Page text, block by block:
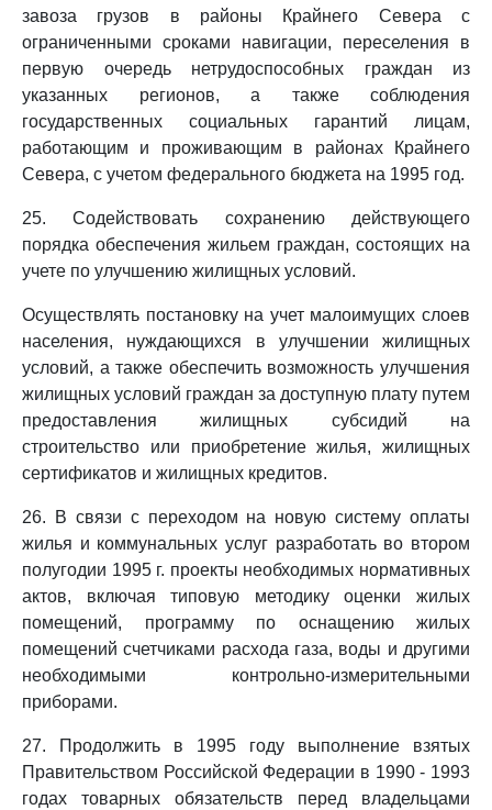
завоза грузов в районы Крайнего Севера с
ограниченными сроками навигации, переселения в
первую очередь нетрудоспособных граждан из
указанных регионов, а также соблюдения
государственных социальных гарантий лицам,
работающим и проживающим в районах Крайнего
Севера, с учетом федерального бюджета на 1995 год.
25. Содействовать сохранению действующего
порядка обеспечения жильем граждан, состоящих на
учете по улучшению жилищных условий.
Осуществлять постановку на учет малоимущих слоев
населения, нуждающихся в улучшении жилищных
условий, а также обеспечить возможность улучшения
жилищных условий граждан за доступную плату путем
предоставления жилищных субсидий на
строительство или приобретение жилья, жилищных
сертификатов и жилищных кредитов.
26. В связи с переходом на новую систему оплаты
жилья и коммунальных услуг разработать во втором
полугодии 1995 г. проекты необходимых нормативных
актов, включая типовую методику оценки жилых
помещений, программу по оснащению жилых
помещений счетчиками расхода газа, воды и другими
необходимыми контрольно-измерительными
приборами.
27. Продолжить в 1995 году выполнение взятых
Правительством Российской Федерации в 1990 - 1993
годах товарных обязательств перед владельцами